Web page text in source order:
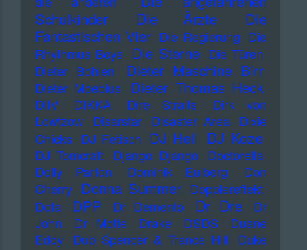
Schulkinder
Die Ärzte
Die
Fantastischen Vier Die Regierung Die
Rhythmus Boys Die Sterne Die Türen
Dieter Bohlen
Dieter Maschine Birr
Dieter Moebius Dieter Thomas Heck
DiIV DIKKA Dire Straits
Dirk von
Lowtzow
Disarstar Disaster Area
Dixie
Chicks DJ Fetisch DJ Hell DJ Koze
DJ Tomcraft Django Django
Doctorella
Dolly Parton
Dominik Eulberg
Don
Cherry Donna Summer Dopplereffekt
Dota
DPP Dr Demento Dr Dre
Dr
John
Dr Motte Drake DSDS
Duane
Eddy
Dub Spencer & Trance Hill
Duke